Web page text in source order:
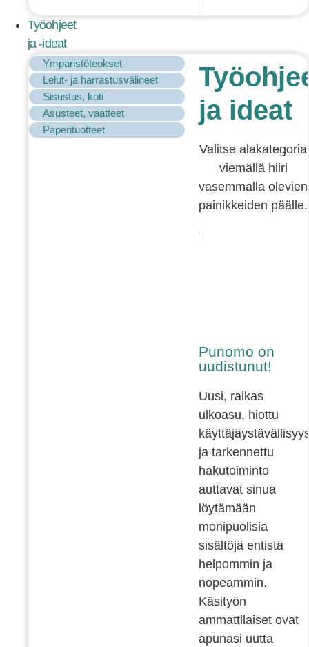
Työohjeet
ja -ideat
Ymparistöteokset
Lelut- ja harrastusvälineet
Sisustus, koti
Asusteet, vaatteet
Paperituotteet
ja ideat
Valitse alakategoria
viemällä hiiri
vasemmalla olevien
painikkeiden päälle.
Punomo on
uudistunut!
Uusi, raikas
ulkoasu, hiottu
ja tarkennettu
hakutoiminto
auttavat sinua
löytämään
monipuolisia
sisältöjä entistä
helpommin ja
nopeammin.
Käsityön
ammattilaiset ovat
apunasi uutta